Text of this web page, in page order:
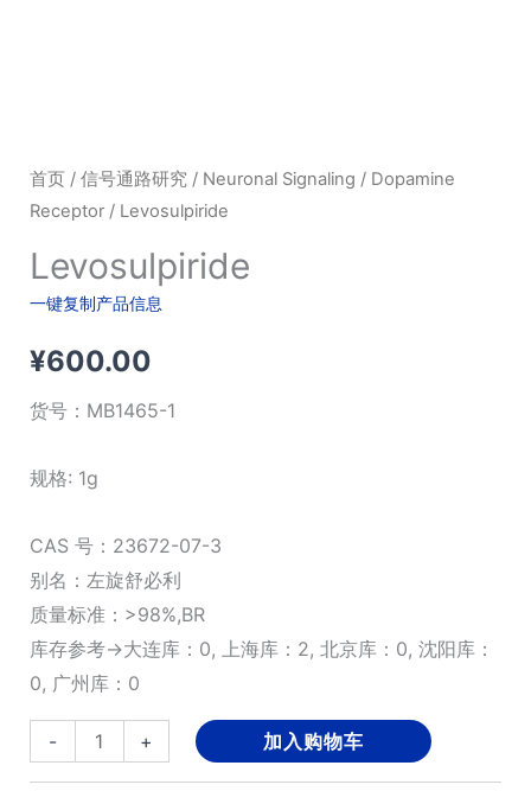
首页/ 信号通路研究/ Neuronal Signaling / Dopamine
Receptor/ Levosulpiride
Levosulpiride
一键复制产品信息
¥600.00
货号： MB1465-1
规格: 1g
CAS 号：23672-07-3
别名：左旋舒必利
质量标准：>98%,BR
库存参考→大连库：0, 上海库：2, 北京库：0, 沈阳库：
0, 广州库：0
-
Levosulpiride
数
+ 加入购物车